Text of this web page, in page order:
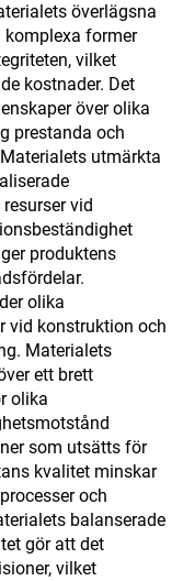
överlägsna
former
vilket
kostnader. Det
över olika
prestanda och
utmärkta
vid
produktens
olika
vid konstruktion och
Materialets
ett brett
olika
som utsätts för
kvalitet minskar
och
balanserade
gör att det
vilket